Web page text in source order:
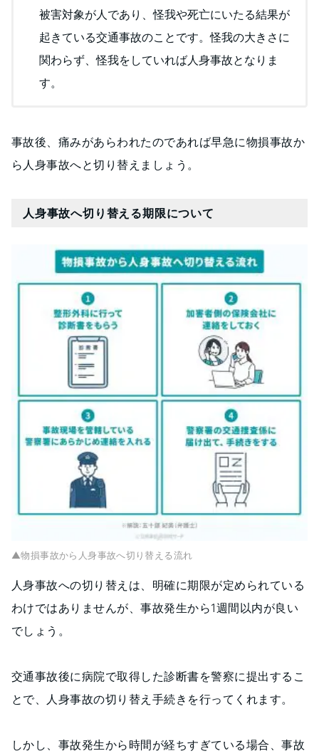
被害対象が人であり、怪我や死亡にいたる結果が
起きている交通事故のことです。怪我の大きさに
関わらず、怪我をしていれば人身事故となりま
す。
事故後、痛みがあらわれたのであれば早急に物損事故か
ら人身事故へと切り替えましょう。
人身事故へ切り替える期限について
▲物損事故から人身事故へ切り替える流れ
人身事故への切り替えは、明確に期限が定められている
わけではありませんが、事故発生から1週間以内が良い
でしょう。
交通事故後に病院で取得した診断書を警察に提出するこ
とで、人身事故の切り替え手続きを行ってくれます。
しかし、事故発生から時間が経ちすぎている場合、事故